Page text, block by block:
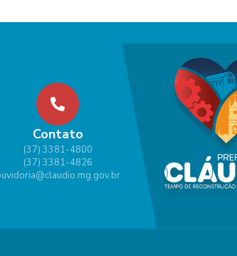
Contato
(37) 3381-4800
(37) 3381-4826